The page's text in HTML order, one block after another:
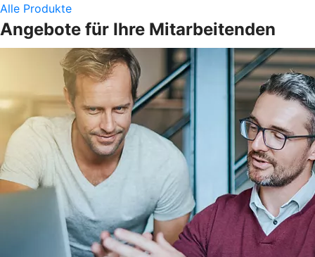
Alle Produkte
Angebote für Ihre Mitarbeitenden